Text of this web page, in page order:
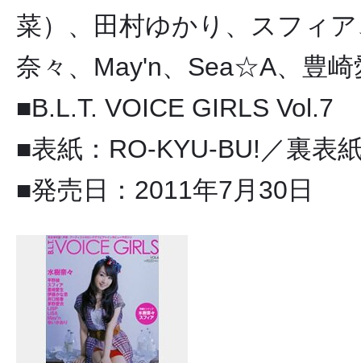
菜）、田村ゆかり、スフィ
奈々、May'n、Sea☆A、豊崎
■B.L.T. VOICE GIRLS Vol.7
■表紙：RO-KYU-BU!／裏表
■発売日：2011年7月30日